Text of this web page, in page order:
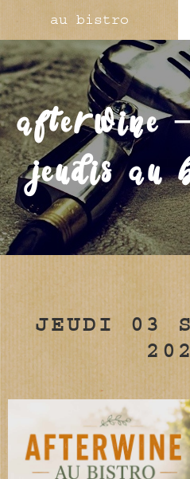
au bistro
afterwine
jeudis
JEUDI 03